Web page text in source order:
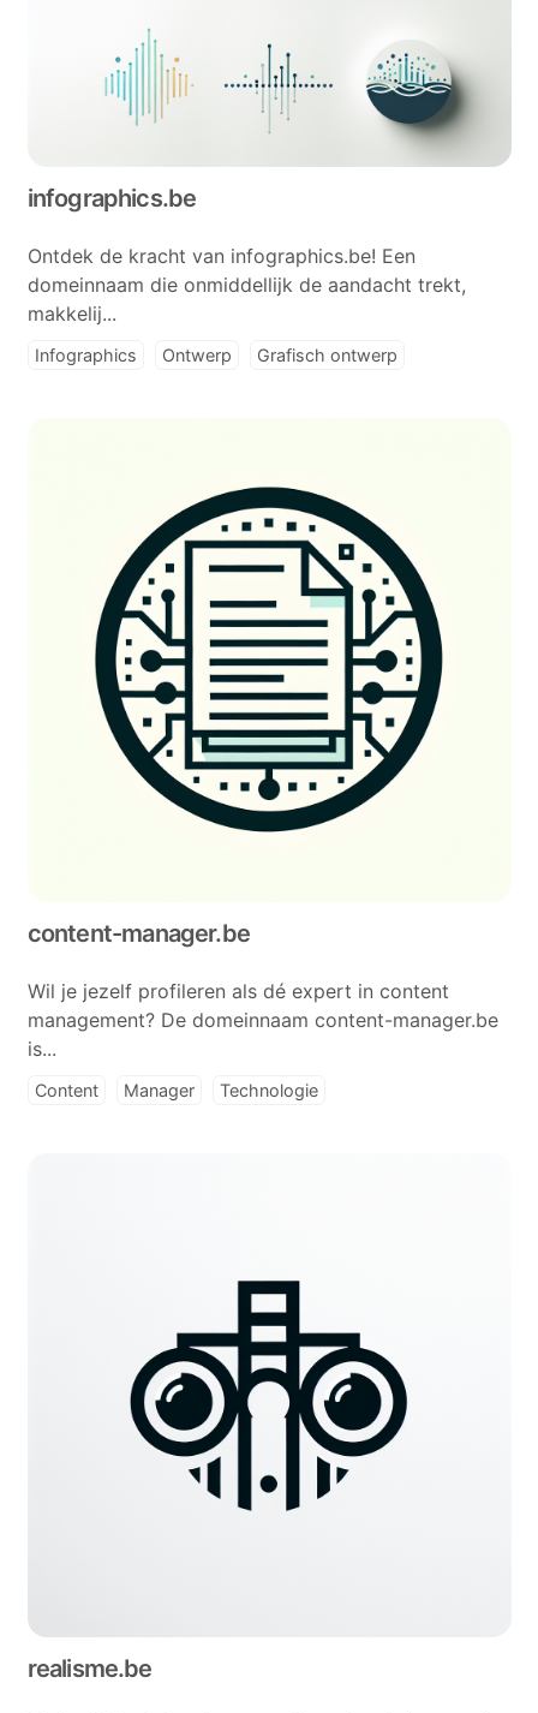
infographics.be
Ontdek de kracht van infographics.be! Een
domeinnaam die onmiddellijk de aandacht trekt,
makkelij...
Infographics Ontwerp Grafisch ontwerp
content-manager.be
Wil je jezelf profileren als dé expert in content
management? De domeinnaam content-manager.be
is...
Content Manager Technologie
realisme.be